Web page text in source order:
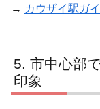
→ カウザイ駅ガ
市中心部
印象